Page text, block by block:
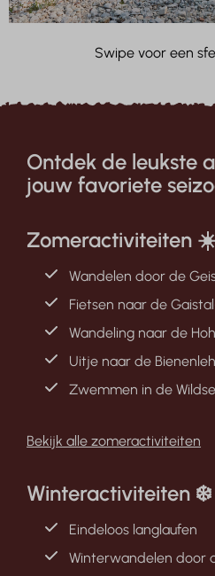
Swipe voor een
Ontdek de leukste
jouw favoriete
Zomeractiviteiten
Wandelen door de
Fietsen naar de
Wandeling naar de
Uitje naar de
Zwemmen in de
Bekijk alle zomeractiviteiten
Winteractiviteiten ❄️
Eindeloos langlaufen
Winterwandelen door